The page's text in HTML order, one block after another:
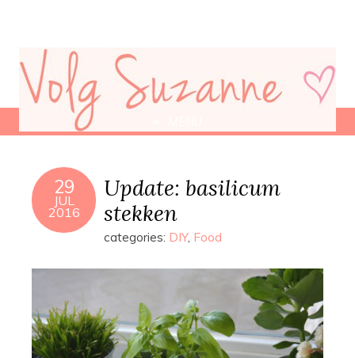
29
JUL
2016
Update: basilicum
stekken
categories: DIY, Food